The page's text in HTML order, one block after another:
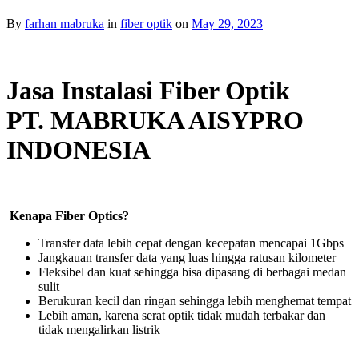
By farhan mabruka in fiber optik on May 29, 2023
Jasa Instalasi Fiber Optik
PT. MABRUKA AISYPRO
INDONESIA
Kenapa Fiber Optics?
Transfer data lebih cepat dengan kecepatan mencapai 1Gbps
Jangkauan transfer data yang luas hingga ratusan kilometer
Fleksibel dan kuat sehingga bisa dipasang di berbagai medan
sulit
Berukuran kecil dan ringan sehingga lebih menghemat tempat
Lebih aman, karena serat optik tidak mudah terbakar dan
tidak mengalirkan listrik